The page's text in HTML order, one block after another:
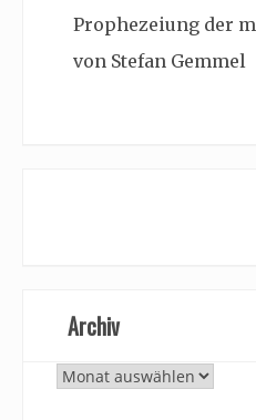
Prophezeiung der
von Stefan Gemmel
Archiv
Archiv